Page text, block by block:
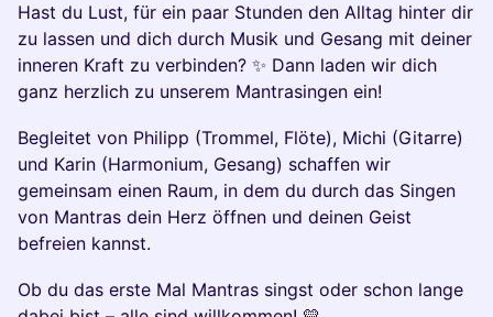
​Hast du Lust, für ein paar Stunden den Alltag hinter dir
zu lassen und dich durch Musik und Gesang mit deiner
inneren Kraft zu verbinden? ✨ Dann laden wir dich
ganz herzlich zu unserem Mantrasingen ein!
​Begleitet von Philipp (Trommel, Flöte), Michi (Gitarre)
und Karin (Harmonium, Gesang) schaffen wir
gemeinsam einen Raum, in dem du durch das Singen
von Mantras dein Herz öffnen und deinen Geist
befreien kannst.
​Ob du das erste Mal Mantras singst oder schon lange